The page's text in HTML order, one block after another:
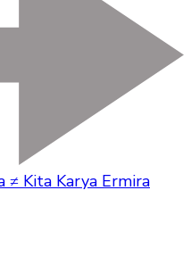
≠ Kita Karya Ermira